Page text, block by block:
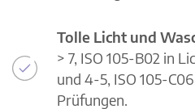
Tolle Licht und
> 7, ISO 105-B02 in
und 4-5, ISO 105-
Prüfungen.